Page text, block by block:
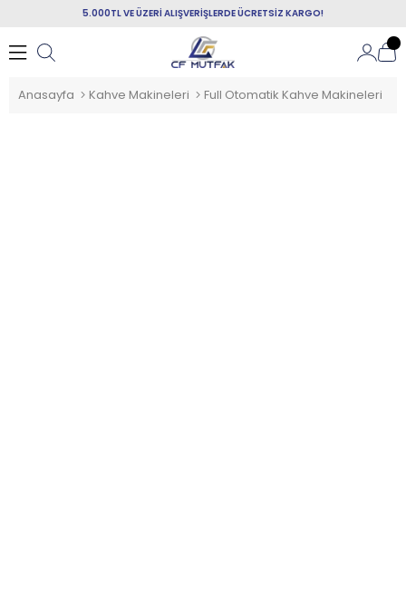
5.000TL VE ÜZERİ ALIŞVERİŞLERDE ÜCRETSİZ KARGO!
Anasayfa Kahve Makineleri Full Otomatik Kahve Makineleri